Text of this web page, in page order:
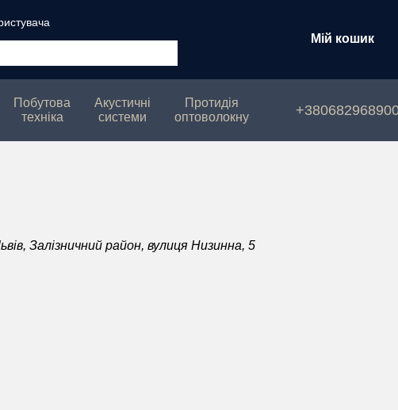
Мій кошик
Побутова
техніка
Акустичні
системи
Протидія
оптоволокну
Залізничний район, вулиця Низинна, 5